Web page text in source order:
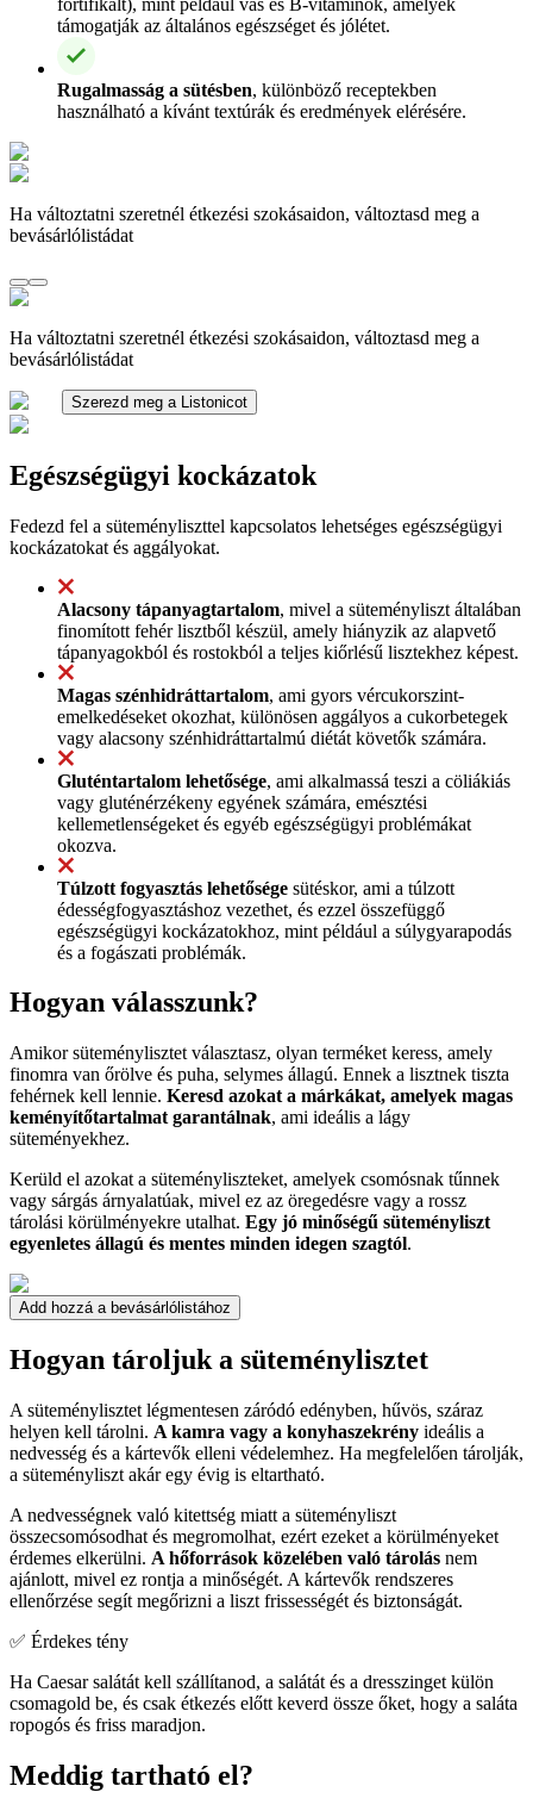
támogatják az általános egészséget és jólétet.
Rugalmasság a sütésben, különböző receptekben
használható a kívánt textúrák és eredmények elérésére.
Ha változtatni szeretnél étkezési szokásaidon, változtasd meg a
bevásárlólistádat
Ha változtatni szeretnél étkezési szokásaidon, változtasd meg a
bevásárlólistádat
Szerezd meg a Listonicot
Egészségügyi kockázatok
Fedezd fel a süteményliszttel kapcsolatos lehetséges egészségügyi
kockázatokat és aggályokat.
Alacsony tápanyagtartalom, mivel a süteményliszt általában
finomított fehér lisztből készül, amely hiányzik az alapvető
tápanyagokból és rostokból a teljes kiőrlésű lisztekhez képest.
Magas szénhidráttartalom, ami gyors vércukorszint-
emelkedéseket okozhat, különösen aggályos a cukorbetegek
vagy alacsony szénhidráttartalmú diétát követők számára.
Gluténtartalom lehetősége, ami alkalmassá teszi a cöliákiás
vagy gluténérzékeny egyének számára, emésztési
kellemetlenségeket és egyéb egészségügyi problémákat
okozva.
Túlzott fogyasztás lehetősége sütéskor, ami a túlzott
édességfogyasztáshoz vezethet, és ezzel összefüggő
egészségügyi kockázatokhoz, mint például a súlygyarapodás
és a fogászati problémák.
Hogyan válasszunk?
Amikor süteménylisztet választasz, olyan terméket keress, amely
finomra van őrölve és puha, selymes állagú. Ennek a lisztnek tiszta
fehérnek kell lennie. Keresd azokat a márkákat, amelyek magas
keményítőtartalmat garantálnak, ami ideális a lágy
süteményekhez.
Kerüld el azokat a süteményliszteket, amelyek csomósnak tűnnek
vagy sárgás árnyalatúak, mivel ez az öregedésre vagy a rossz
tárolási körülményekre utalhat. Egy jó minőségű süteményliszt
egyenletes állagú és mentes minden idegen szagtól.
Add hozzá a bevásárlólistához
Hogyan tároljuk a süteménylisztet
A süteménylisztet légmentesen záródó edényben, hűvös, száraz
helyen kell tárolni. A kamra vagy a konyhaszekrény ideális a
nedvesség és a kártevők elleni védelemhez. Ha megfelelően tárolják,
a süteményliszt akár egy évig is eltartható.
A nedvességnek való kitettség miatt a süteményliszt
összecsomósodhat és megromolhat, ezért ezeket a körülményeket
érdemes elkerülni. A hőforrások közelében való tárolás nem
ajánlott, mivel ez rontja a minőségét. A kártevők rendszeres
ellenőrzése segít megőrizni a liszt frissességét és biztonságát.
✅ Érdekes tény
Ha Caesar salátát kell szállítanod, a salátát és a dresszinget külön
csomagold be, és csak étkezés előtt keverd össze őket, hogy a saláta
ropogós és friss maradjon.
Meddig tartható el?